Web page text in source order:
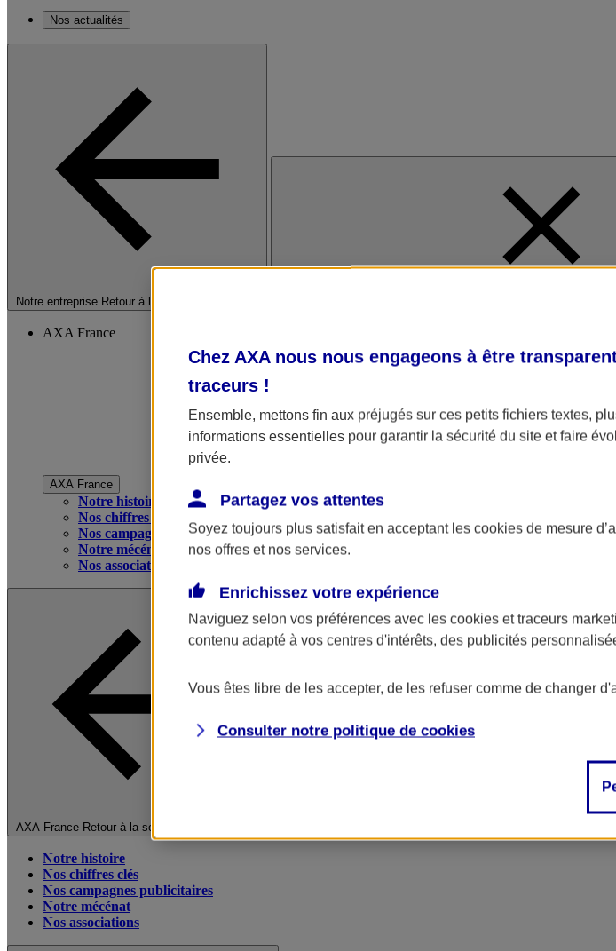
Nos actualités
Notre entreprise Retour à la section précédente
AXA France
AXA France
Notre histoire
Nos chiffres clés
Nos campagnes publicitaires
Notre mécénat
Nos associations
AXA France Retour à la section précédente
Notre histoire
Nos chiffres clés
Nos campagnes publicitaires
Notre mécénat
Nos associations
Chez AXA nous nous engageons à être
traceurs !
Ensemble, mettons fin aux préjugés sur ces petits fichiers textes,
informations essentielles pour garantir la sécurité du site et faire
privée.
Partagez vos attentes
Soyez toujours plus satisfait en acceptant les cookies de mesure
nos offres et nos services.
Enrichissez votre expérience
Naviguez selon vos préférences avec les cookies et traceurs
contenu adapté à vos centres d'intérêts, des publicités
Vous êtes libre de les accepter, de les refuser comme de changer
Consulter notre politique de cookies